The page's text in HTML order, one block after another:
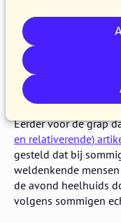
Help?
Eerder voor de grap
en relativerende)
gesteld dat bij
weldenkende
de avond heelhuids
volgens sommigen